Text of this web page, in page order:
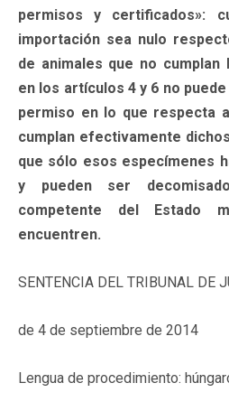
permisos y certificados»:
importación sea nulo
de animales que no
en los artículos 4 y 6 no
permiso en lo que respecta
cumplan efectivamente
que sólo esos especímenes
y pueden ser
competente del Estado
encuentren.
SENTENCIA DEL TRIBUNAL DE
de 4 de septiembre de 2014
Lengua de procedimiento: